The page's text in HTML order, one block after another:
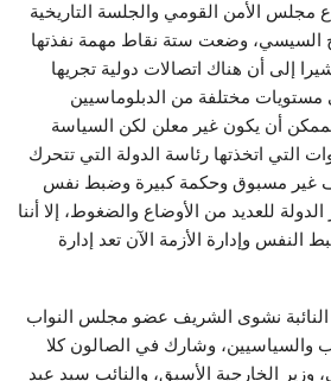
مجلس الأمن القومي والجلسة التاريخية
السيسي، وضعت ستة نقاط مهمة نفذتها
إلى أن هناك اتصالات دولية تجريها
مختلفة من الدبلوماسيين
أن يكون غير معلن لكن السياسة
التي اتخذتها رئاسة الدولة التي تتحرك
غير مسبوق وحكمة كبيرة وضبط نفس
للعديد من الأوضاع والضغوط، إلا أننا
النفس وإدارة الأزمة الآن تعد إدارة
النائبة نشوى الشريف عضو مجلس النواب
والسياسيين، وشارك في الصالون كلا
وزير الخارجية الأسبق، والنائب سيد عبد